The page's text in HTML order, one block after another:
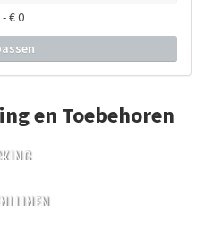
- €0
en Toebehoren